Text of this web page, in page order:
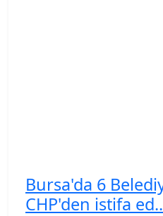
Bursa'da 6
CHP'den istifa